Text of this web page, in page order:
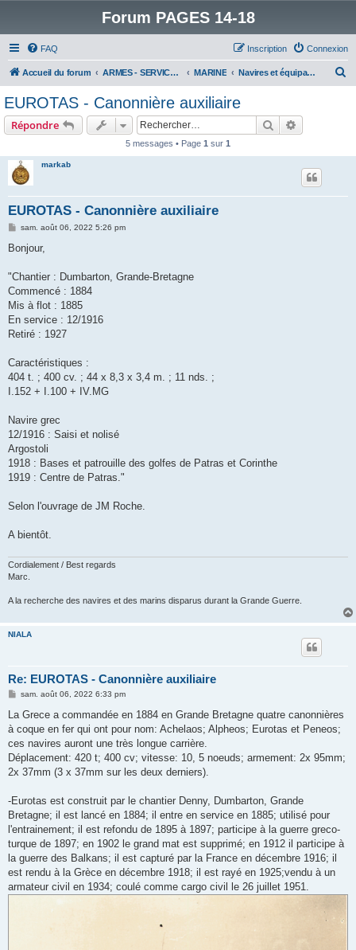
Forum PAGES 14-18
FAQ Connexion
Inscription
Accueil du forum ARMES - SERVICES - UNITES : historiques & discussions MARINE Navires et équipages
EUROTAS - Canonnière auxiliaire
Répondre Rechercher
5 messages • Page 1 sur 1
markab
EUROTAS - Canonnière auxiliaire
M
s
g
sam. août 06, 2022 5:26 pm
Bonjour,
"Chantier : Dumbarton, Grande-Bretagne
Commencé : 1884
Mis à flot : 1885
En service : 12/1916
Retiré : 1927
Caractéristiques :
404 t. ; 400 cv. ; 44 x 8,3 x 3,4 m. ; 11 nds. ;
I.152 + I.100 + IV.MG
Navire grec
12/1916 : Saisi et nolisé
Argostoli
1918 : Bases et patrouille des golfes de Patras et Corinthe
1919 : Centre de Patras."
Selon l'ouvrage de JM Roche.
A bientôt.
Cordialement / Best regards
Marc.
A la recherche des navires et des marins disparus durant la Grande Guerre.
NIALA
Re: EUROTAS - Canonnière auxiliaire
M
s
a
g
sam. août 06, 2022 6:33 pm
La Grece a commandée en 1884 en Grande Bretagne quatre canonnières
à coque en fer qui ont pour nom: Achelaos; Alpheos; Eurotas et Peneos;
ces navires auront une très longue carrière.
Déplacement: 420 t; 400 cv; vitesse: 10, 5 noeuds; armement: 2x 95mm;
2x 37mm (3 x 37mm sur les deux derniers).
-Eurotas est construit par le chantier Denny, Dumbarton, Grande
Bretagne; il est lancé en 1884; il entre en service en 1885; utilisé pour
l'entrainement; il est refondu de 1895 à 1897; participe à la guerre greco-
turque de 1897; en 1902 le grand mat est supprimé; en 1912 il participe à
la guerre des Balkans; il est capturé par la France en décembre 1916; il
est rendu à la Grèce en décembre 1918; il est rayé en 1925;vendu à un
armateur civil en 1934; coulé comme cargo civil le 26 juillet 1951.